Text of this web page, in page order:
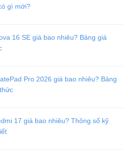
iPad Gen 9 2021 uy tín tại Viettablet
gì mới?
16 SE giá bao nhiêu? Bảng giá
Pro 2026 giá bao nhiêu? Bảng
17 giá bao nhiêu? Thông số kỹ